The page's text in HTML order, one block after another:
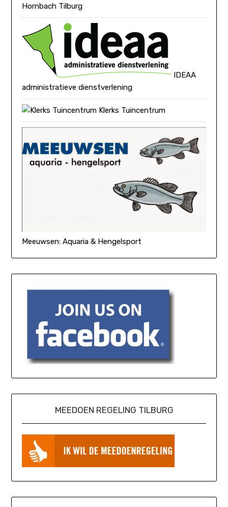
Hornbach Tilburg
IDEAA
administratieve dienstverlening
Klerks Tuincentrum
Meeuwsen: Aquaria & Hengelsport
MEEDOEN REGELING TILBURG